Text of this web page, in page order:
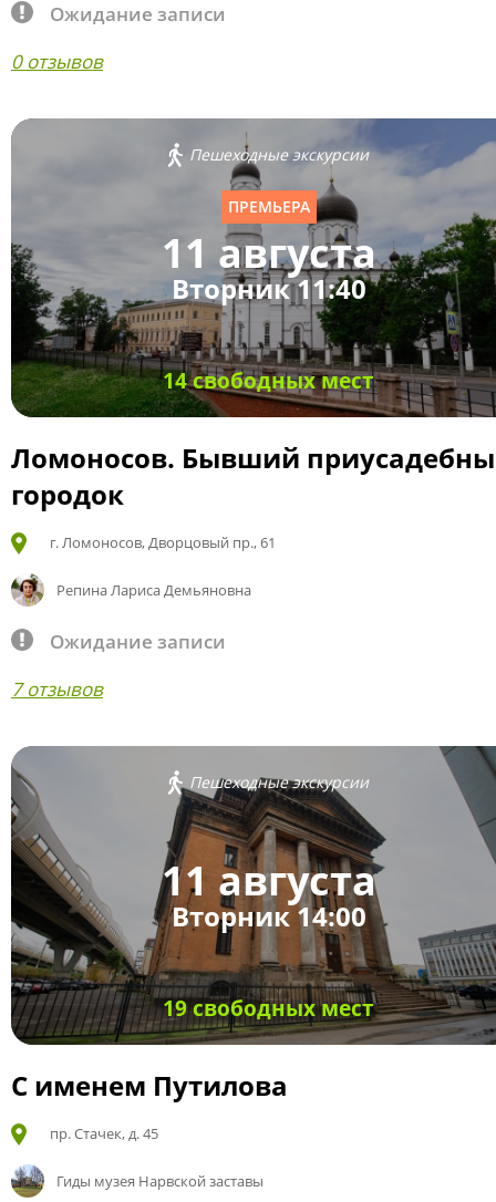
Ожидание записи
0 отзывов
Пешеходные экскурсии
ПРЕМЬЕРА
11 августа
Вторник 11:40
14 свободных мест
Ломоносов. Бывший
городок
г. Ломоносов, Дворцовый пр., 61
Репина Лариса Демьяновна
Ожидание записи
7 отзывов
Пешеходные экскурсии
11 августа
Вторник 14:00
19 свободных мест
С именем Путилова
пр. Стачек, д. 45
Гиды музея Нарвской заставы